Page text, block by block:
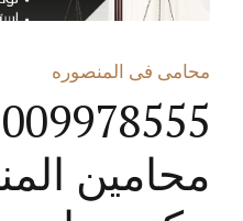
محامى فى المنصوره
محامين